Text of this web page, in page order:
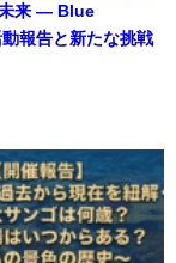
未来 ― Blue
報告と新たな挑戦